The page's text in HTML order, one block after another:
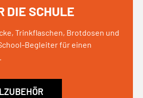
DIE SCHULE
Trinkflaschen, Brotdosen und
Begleiter für einen